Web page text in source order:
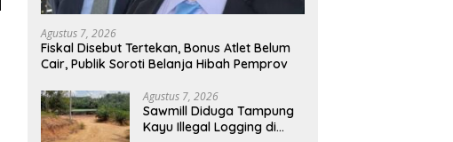
Agustus 7, 2026
Fiskal Disebut Tertekan, Bonus Atlet Belum
Cair, Publik Soroti Belanja Hibah Pemprov
Agustus 7, 2026
Sawmill Diduga Tampung
Kayu Illegal Logging di